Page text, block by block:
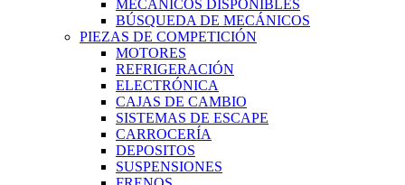
MECÁNICOS DISPONIBLES
BÚSQUEDA DE MECÁNICOS
PIEZAS DE COMPETICIÓN
MOTORES
REFRIGERACIÓN
ELECTRÓNICA
CAJAS DE CAMBIO
SISTEMAS DE ESCAPE
CARROCERÍA
DEPOSITOS
SUSPENSIONES